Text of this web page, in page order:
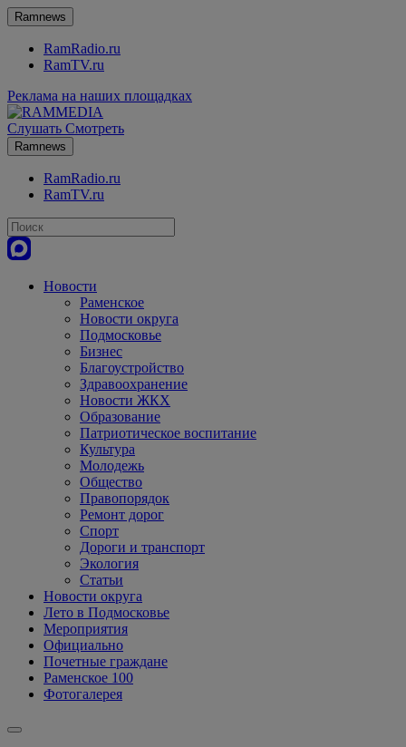
Ramnews
RamRadio.ru
RamTV.ru
Реклама на наших площадках
Слушать Смотреть
Ramnews
RamRadio.ru
RamTV.ru
Новости
Раменское
Новости округа
Подмосковье
Бизнес
Благоустройство
Здравоохранение
Новости ЖКХ
Образование
Патриотическое воспитание
Культура
Молодежь
Общество
Правопорядок
Ремонт дорог
Спорт
Дороги и транспорт
Экология
Статьи
Новости округа
Лето в Подмосковье
Мероприятия
Официально
Почетные граждане
Раменское 100
Фотогалерея